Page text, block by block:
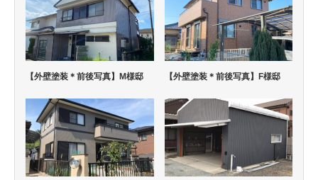
【外壁塗装＊前後写真】M様邸 【外壁塗装＊前後写真】F様邸